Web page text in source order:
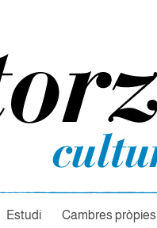
Estudi Cambres pròpies